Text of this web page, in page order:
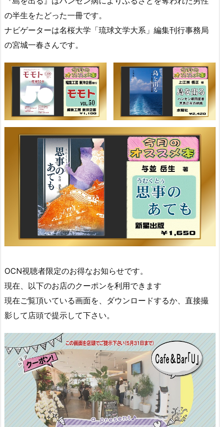
の半生をたどった一冊です。
ナビゲーターは名桜大学「琉球文学大系」編集刊行事務局
の宮城一春さんです。
OCN視聴者限定のお得なお知らせです。
現在、以下のお店のクーポンを利用できます
現在ご覧頂いている画面を、ダウンロードするか、直接撮
影して店頭で提示して下さい。